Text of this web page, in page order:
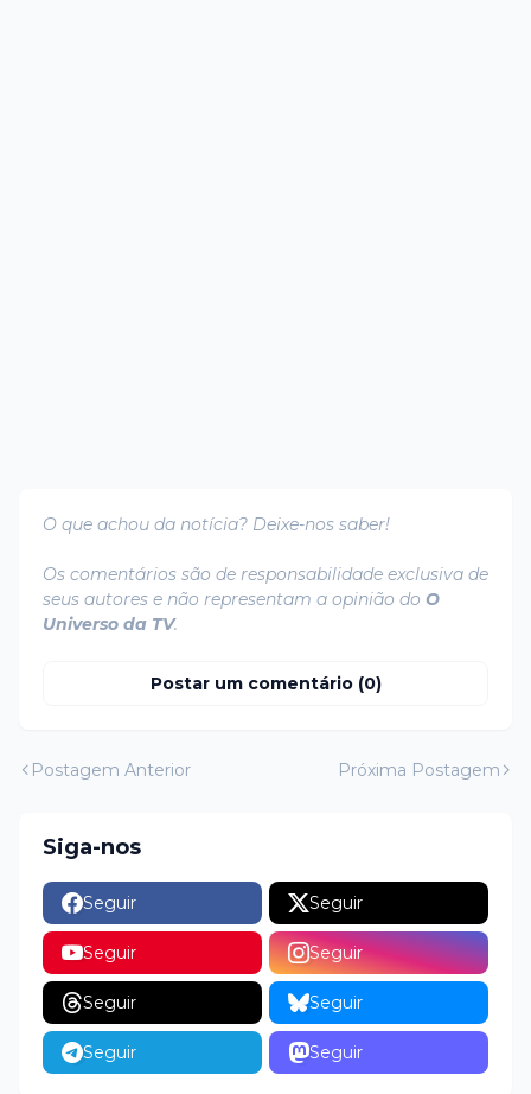
O que achou da notícia? Deixe-nos saber!
Os comentários são de responsabilidade exclusiva de
seus autores e não representam a opinião do O
Universo da TV.
Postar um comentário (0)
Postagem Anterior Próxima Postagem
Siga-nos
Seguir Seguir
Seguir Seguir
Seguir Seguir
Seguir Seguir